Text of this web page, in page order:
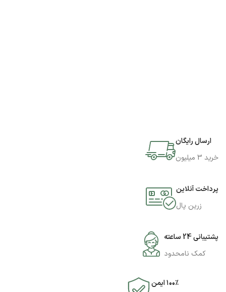
ارسال رایگان
خرید 3 میلیون
پرداخت آنلاین
زرین پال
پشتیبانی 24 ساعته
کمک نامحدود
۱۰۰٪ ایمن